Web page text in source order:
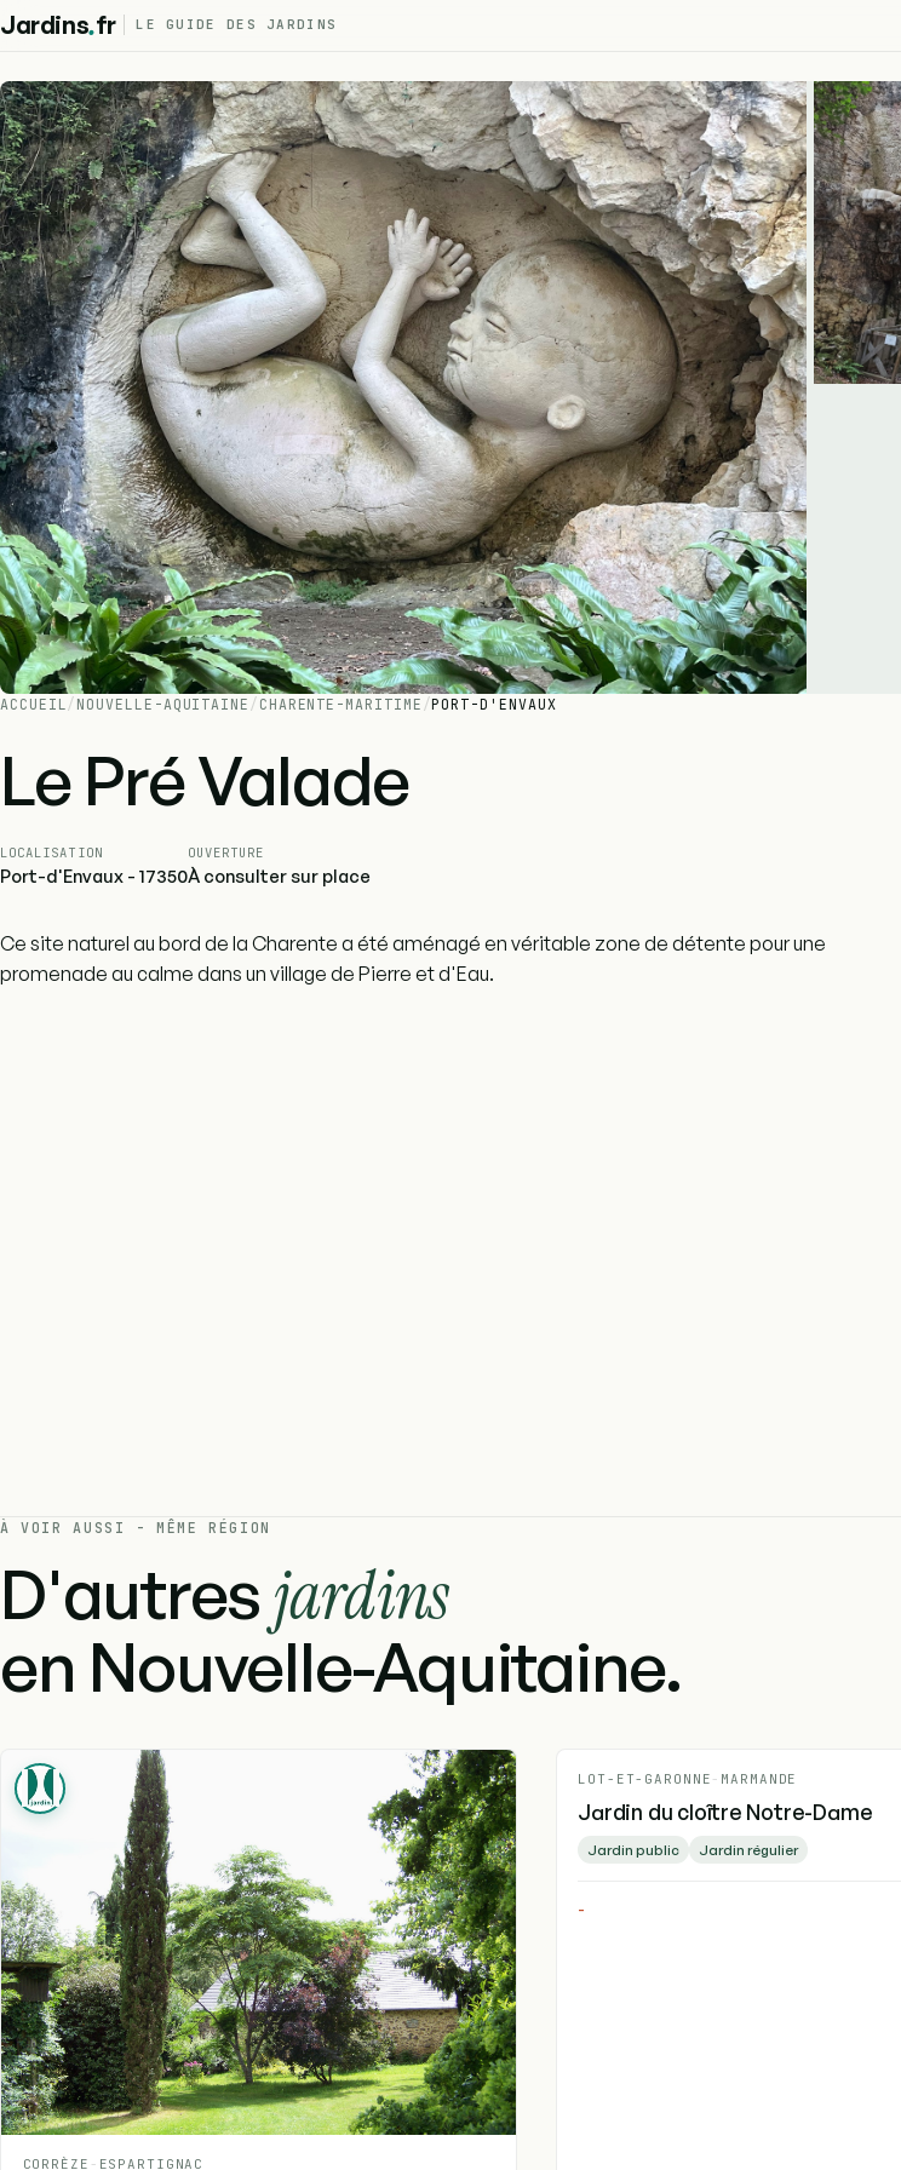
Jardins.fr LE GUIDE DES JARDINS
ACCUEIL / NOUVELLE-AQUITAINE / CHARENTE-MARITIME /PORT-D'ENVAUX
Le Pré Valade
LOCALISATION
Port-d'Envaux - 17350
OUVERTURE
À consulter sur place
Ce site naturel au bord de la Charente a été aménagé en véritable zone de détente pour une
promenade au calme dans un village de Pierre et d'Eau.
À VOIR AUSSI - MÊME RÉGION
D'autresjardins
en Nouvelle-Aquitaine.
CORRÈZE - ESPARTIGNAC
LOT-ET-GARONNE - MARMANDE
Jardin du cloître Notre-Dame
Jardin public Jardin régulier
-